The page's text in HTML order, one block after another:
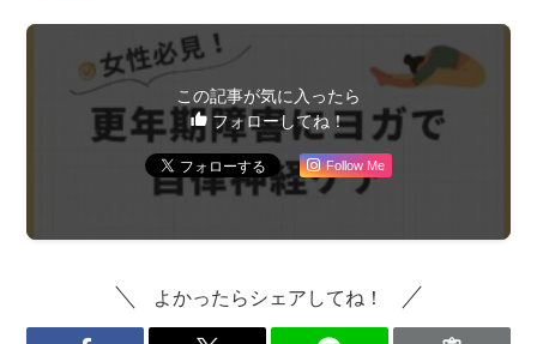
この記事が気に入ったら
フォローしてね！
Follow Me
よかったらシェアしてね！